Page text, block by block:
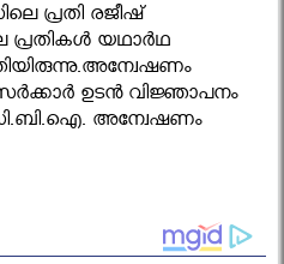
പ്രതി രജീഷ്
പ്രതികള്‍ യഥാര്‍ഥ
ഉടന്‍ വിജ്ഞാപനം
അന്വേഷണം